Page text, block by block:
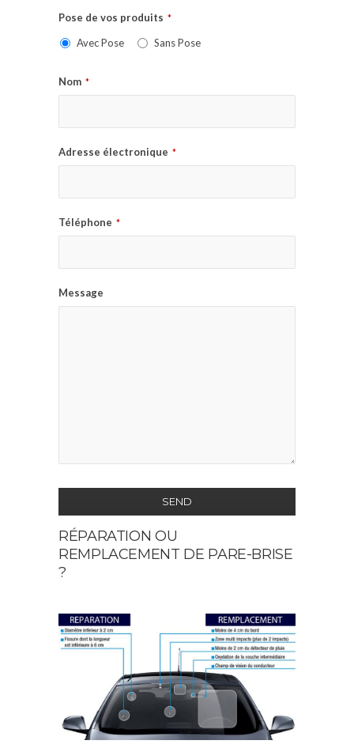
Pose de vos produits *
Avec Pose Sans Pose
Nom *
Adresse électronique *
Téléphone *
Message
SEND
This
field
should
left
blank
RÉPARATION OU
REMPLACEMENT DE PARE-BRISE
?